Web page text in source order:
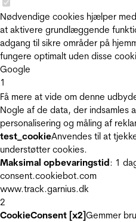
Nødvendige cookies hjælper
at aktivere grundlæggende
adgang til sikre områder på
fungere optimalt uden disse
Google
1
Få mere at vide om denne
Nogle af de data, der indsamles
personalisering og måling af
test_cookieAnvendes til at
understøtter cookies.
Maksimal opbevaringstid: 1
consent.cookiebot.com
www.track.garnius.dk
2
CookieConsent [x2]Gemmer